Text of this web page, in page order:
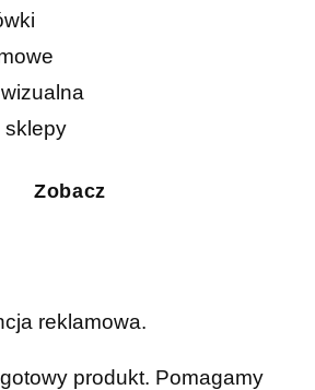
sklepy
Zobacz
reklamowa.
produkt. Pomagamy